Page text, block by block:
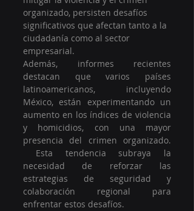
organizado, persisten desafíos
significativos que afectan tanto a la
ciudadanía como al sector
empresarial.
Además, informes recientes
destacan que varios países
latinoamericanos, incluyendo
México, están experimentando un
aumento en los índices de violencia
y homicidios, con una mayor
presencia del crimen organizado.
Esta tendencia subraya la
necesidad de reforzar las
estrategias de seguridad y
colaboración regional para
enfrentar estos desafíos.